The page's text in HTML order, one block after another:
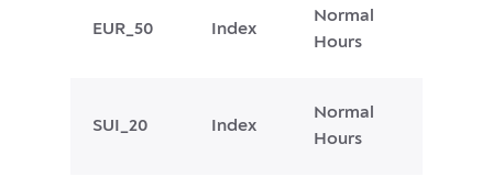
EUR_50 Index
Normal
Hours
SUI_20 Index
Normal
Hours